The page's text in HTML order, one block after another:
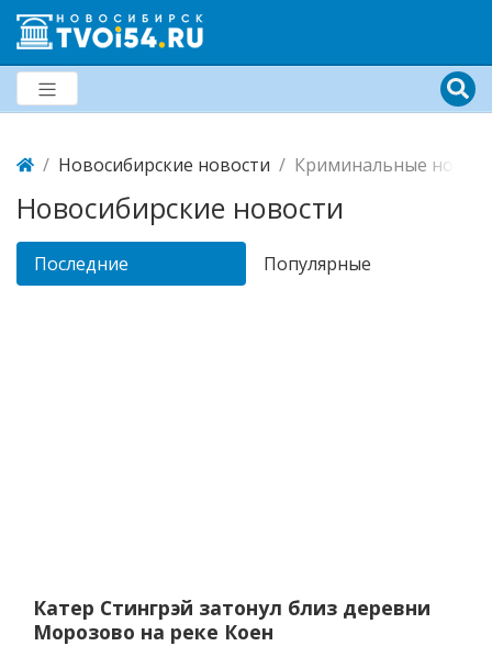
Новосибирские новости Криминальные
Новосибирские новости
Последние Популярные
Катер Стингрэй затонул близ деревни
Морозово на реке Коен